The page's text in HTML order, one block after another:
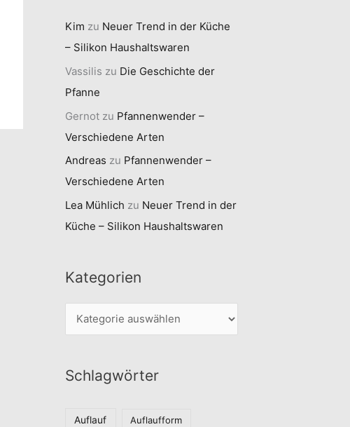
Kim zu Neuer Trend in der Küche
– Silikon Haushaltswaren
Vassilis zu Die Geschichte der
Pfanne
Gernotzu Pfannenwender –
Verschiedene Arten
Andreas zu Pfannenwender –
Verschiedene Arten
Lea Mühlich zu Neuer Trend in der
Küche – Silikon Haushaltswaren
Kategorien
a
e
Schlagwörter
Auflauf Auflaufform